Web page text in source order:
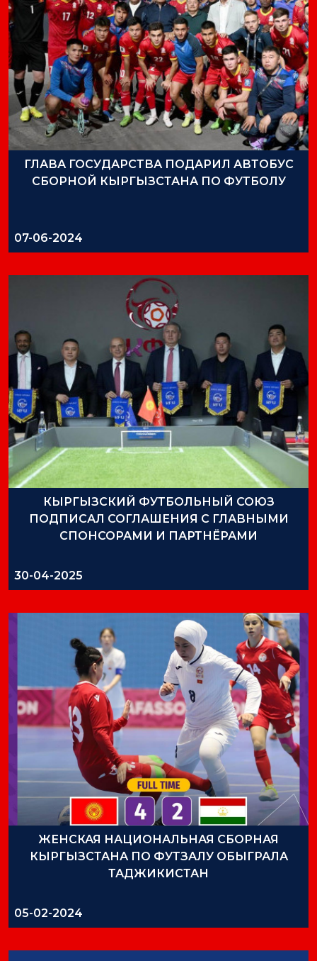
ГЛАВА ГОСУДАРСТВА ПОДАРИЛ АВТОБУС
СБОРНОЙ КЫРГЫЗСТАНА ПО ФУТБОЛУ
07-06-2024
КЫРГЫЗСКИЙ ФУТБОЛЬНЫЙ СОЮЗ
ПОДПИСАЛ СОГЛАШЕНИЯ С ГЛАВНЫМИ
СПОНСОРАМИ И ПАРТНЁРАМИ
30-04-2025
ЖЕНСКАЯ НАЦИОНАЛЬНАЯ СБОРНАЯ
КЫРГЫЗСТАНА ПО ФУТЗАЛУ ОБЫГРАЛА
ТАДЖИКИСТАН
05-02-2024